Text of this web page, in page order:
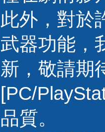
此外，對於
武器功能，
新，敬請期
[PC/
品質。